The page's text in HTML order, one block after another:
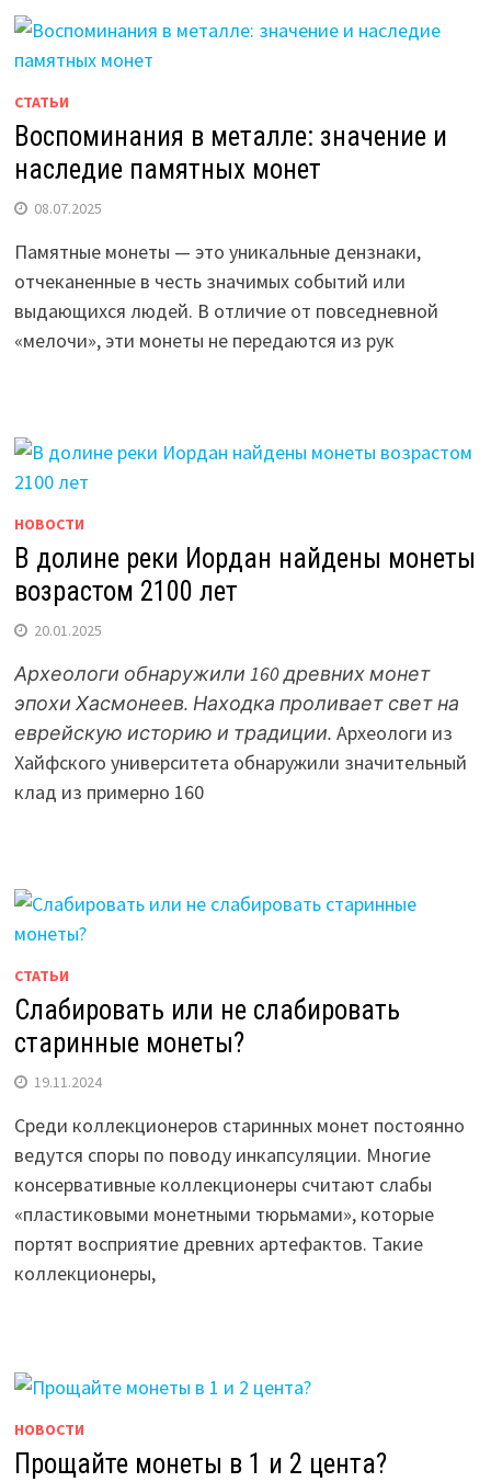
СТАТЬИ
Воспоминания в металле: значение и
наследие памятных монет
08.07.2025
Памятные монеты — это уникальные дензнаки,
отчеканенные в честь значимых событий или
выдающихся людей. В отличие от повседневной
«мелочи», эти монеты не передаются из рук
НОВОСТИ
В долине реки Иордан найдены монеты
возрастом 2100 лет
20.01.2025
Археологи обнаружили 160 древних монет
эпохи Хасмонеев. Находка проливает свет на
еврейскую историю и традиции. Археологи из
Хайфского университета обнаружили значительный
клад из примерно 160
СТАТЬИ
Слабировать или не слабировать
старинные монеты?
19.11.2024
Среди коллекционеров старинных монет постоянно
ведутся споры по поводу инкапсуляции. Многие
консервативные коллекционеры считают слабы
«пластиковыми монетными тюрьмами», которые
портят восприятие древних артефактов. Такие
коллекционеры,
НОВОСТИ
Прощайте монеты в 1 и 2 цента?